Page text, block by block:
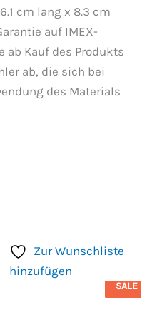
cm lang x 8.3 cm
auf IMEX-
ab Kauf des Produkts
ab, die sich bei
des Materials
Zur Wunschliste
hinzufügen
SALE